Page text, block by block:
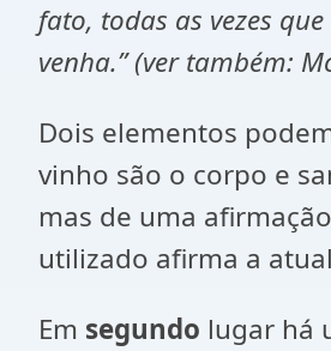
fato, todas as vezes
venha.”(ver também:
Dois elementos
vinho são o corpo e
mas de uma
utilizado afirma a
Em segundo lugar há